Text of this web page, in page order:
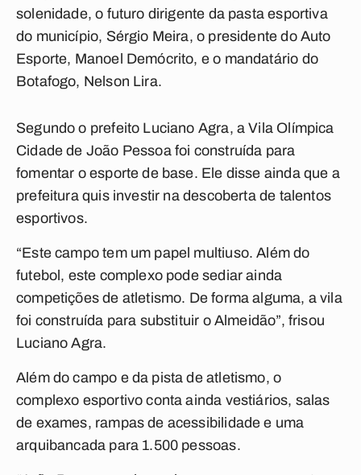
solenidade, o futuro dirigente da pasta esportiva
do município, Sérgio Meira, o presidente do Auto
Esporte, Manoel Demócrito, e o mandatário do
Botafogo, Nelson Lira.
Segundo o prefeito Luciano Agra, a Vila Olímpica
Cidade de João Pessoa foi construída para
fomentar o esporte de base. Ele disse ainda que a
prefeitura quis investir na descoberta de talentos
esportivos.
“Este campo tem um papel multiuso. Além do
futebol, este complexo pode sediar ainda
competições de atletismo. De forma alguma, a vila
foi construída para substituir o Almeidão”, frisou
Luciano Agra.
Além do campo e da pista de atletismo, o
complexo esportivo conta ainda vestiários, salas
de exames, rampas de acessibilidade e uma
arquibancada para 1.500 pessoas.